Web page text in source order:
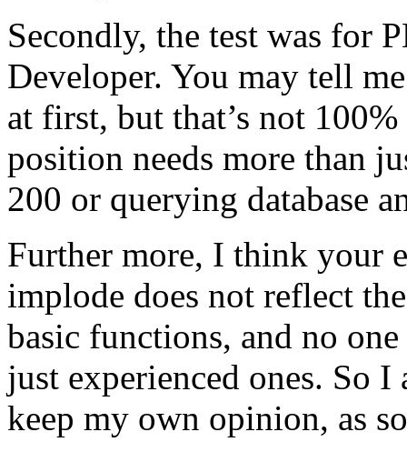
Secondly, the test was for
Developer. You may tell
at first, but that’s not
position needs more than
200 or querying database
Further more, I think your
implode does not reflect
basic functions, and no
just experienced ones. So
keep my own opinion, as